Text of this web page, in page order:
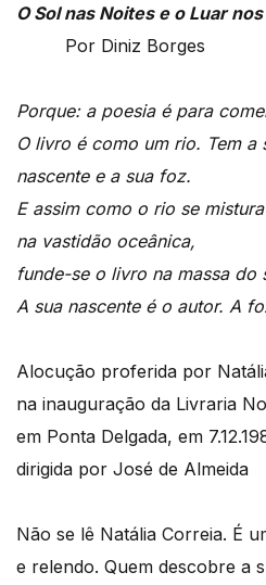
O Sol nas Noites e o Luar
Por Diniz Borges
Porque: a poesia é para
O livro é como um rio. Tem a
nascente e a sua foz.
E assim como o rio se mistura
na vastidão oceânica,
funde-se o livro na massa do
A sua nascente é o autor. A
Alocução proferida por
na inauguração da Livraria
em Ponta Delgada, em
dirigida por José de Almeida
Não se lê Natália Correia. É
e relendo. Quem descobre a